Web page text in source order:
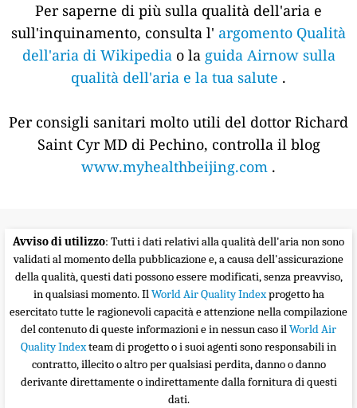
Per saperne di più sulla qualità dell'aria e
sull'inquinamento, consulta l' argomento Qualità
dell'aria di Wikipediao la guida Airnow sulla
qualità dell'aria e la tua salute .
Per consigli sanitari molto utili del dottor Richard
Saint Cyr MD di Pechino, controlla il blog
www.myhealthbeijing.com .
Avviso di utilizzo: Tutti i dati relativi alla qualità dell'aria non sono
validati al momento della pubblicazione e, a causa dell'assicurazione
della qualità, questi dati possono essere modificati, senza preavviso,
in qualsiasi momento. IlWorld Air Quality Indexprogetto ha
esercitato tutte le ragionevoli capacità e attenzione nella compilazione
del contenuto di queste informazioni e in nessun caso ilWorld Air
Quality Indexteam di progetto o i suoi agenti sono responsabili in
contratto, illecito o altro per qualsiasi perdita, danno o danno
derivante direttamente o indirettamente dalla fornitura di questi
dati.